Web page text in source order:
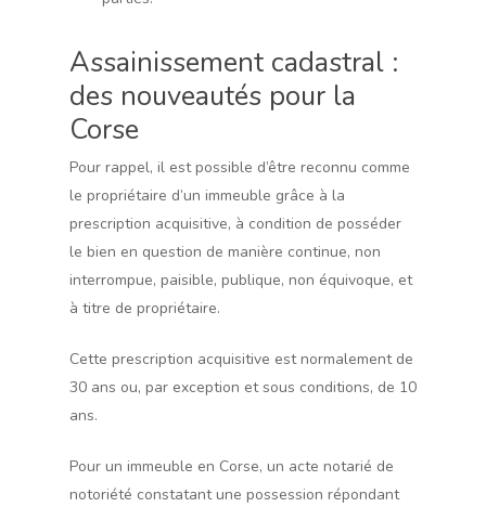
Assainissement cadastral :
des nouveautés pour la
Corse
Pour rappel, il est possible d’être reconnu comme
le propriétaire d’un immeuble grâce à la
prescription acquisitive, à condition de posséder
le bien en question de manière continue, non
interrompue, paisible, publique, non équivoque, et
à titre de propriétaire.
Cette prescription acquisitive est normalement de
30 ans ou, par exception et sous conditions, de 10
ans.
Pour un immeuble en Corse, un acte notarié de
notoriété constatant une possession répondant